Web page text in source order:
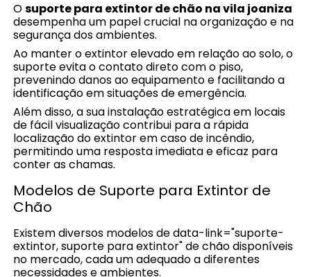
Osuporte para extintor de chão na vila joaniza
desempenha um papel crucial na organização e na
segurança dos ambientes.
Ao manter o extintor elevado em relação ao solo, o
suporte evita o contato direto com o piso,
prevenindo danos ao equipamento e facilitando a
identificação em situações de emergência.
Além disso, a sua instalação estratégica em locais
de fácil visualização contribui para a rápida
localização do extintor em caso de incêndio,
permitindo uma resposta imediata e eficaz para
conter as chamas.
Modelos de Suporte para Extintor de
Chão
Existem diversos modelos de data-link="suporte-
extintor, suporte para extintor" de chão disponíveis
no mercado, cada um adequado a diferentes
necessidades e ambientes.